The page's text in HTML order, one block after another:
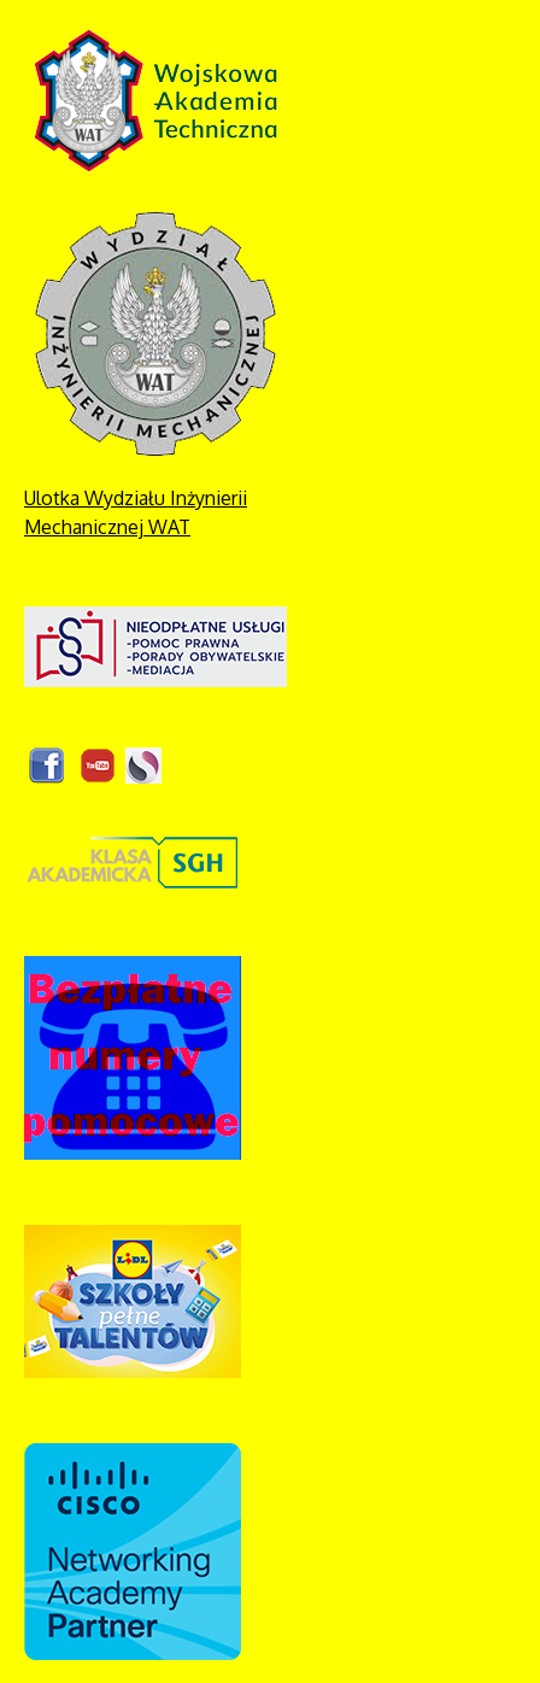
Ulotka Wydziału Inżynierii
Mechanicznej WAT